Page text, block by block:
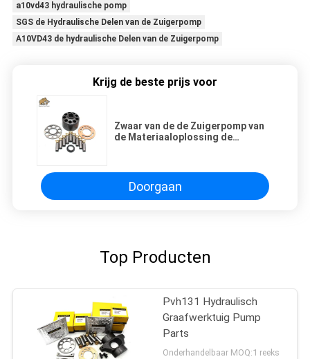
a10vd43 hydraulische pomp
SGS de Hydraulische Delen van de Zuigerpomp
A10VD43 de hydraulische Delen van de Zuigerpomp
Krijg de beste prijs voor
Zwaar van de de Zuigerpomp van
de Materiaaloplossing de
Doorgaan
Top Producten
Pvh131 Hydraulisch
Graafwerktuig Pump
Parts
Onderhandelbaar MOQ:1 reeks